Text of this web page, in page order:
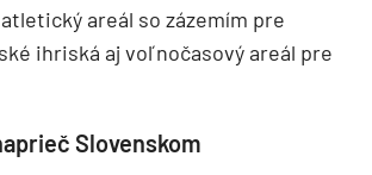
areál so zázemím pre
ihriská aj voľnočasový areál pre
Slovenskom